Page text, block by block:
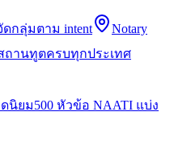
ดกลุ่มตาม intent
Notary
สถานทูตครบทุกประเทศ
นิยม500 หัวข้อ NAATI แบ่ง